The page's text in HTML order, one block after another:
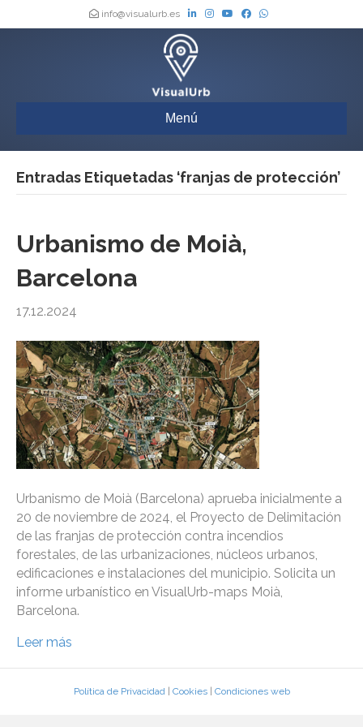
info@visualurb.es
Menú
Entradas Etiquetadas ‘franjas de protección’
Urbanismo de Moià,
Barcelona
17.12.2024
Urbanismo de Moià (Barcelona) aprueba inicialmente a
20 de noviembre de 2024, el Proyecto de Delimitación
de las franjas de protección contra incendios
forestales, de las urbanizaciones, núcleos urbanos,
edificaciones e instalaciones del municipio. Solicita un
informe urbanístico en VisualUrb-maps Moià,
Barcelona.
Leer más
Política de Privacidad| Cookies| Condiciones web